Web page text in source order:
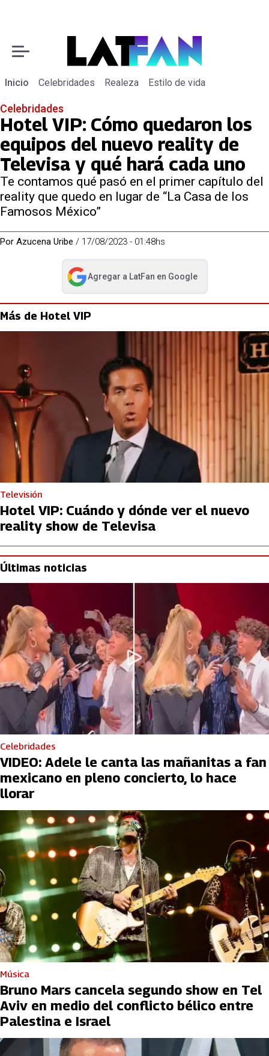
Inicio Celebridades Realeza Estilo de vida
Celebridades
Hotel VIP: Cómo quedaron los
equipos del nuevo reality de
Televisa y qué hará cada uno
Te contamos qué pasó en el primer capítulo del
reality que quedo en lugar de “La Casa de los
Famosos México”
Por Azucena Uribe / 17/08/2023 - 01:48hs
Agregar a LatFan en Google
abre en nueva pestaña
Más de Hotel VIP
Televisión
Hotel VIP: Cuándo y dónde ver el nuevo
reality show de Televisa
Últimas noticias
Celebridades
VIDEO: Adele le canta las mañanitas a fan
mexicano en pleno concierto, lo hace
llorar
Música
Bruno Mars cancela segundo show en Tel
Aviv en medio del conflicto bélico entre
Palestina e Israel